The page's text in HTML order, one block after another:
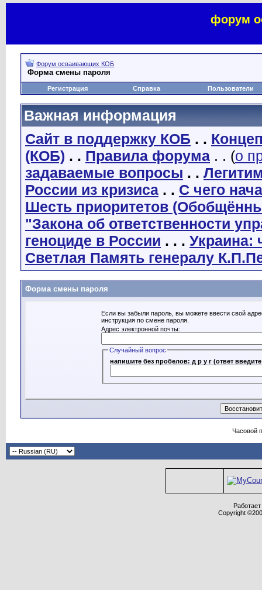
форум
Форум осваивающих КОБ
Форма смены пароля
Регистрация Справка Пользователи
Важная информация
Сайт в поддержку КОБ . .
(КОБ) . . Правила форума . . (о
задаваемые вопросы . .
России из кризиса . . С чего
Шесть приоритетов
"Закона об ответственности
геноциде в России . . . Украина:
Светлая Память генералу
Форма смены пароля
Если вы забыли пароль, вы можете ввести свой
инструкция по смене пароля.
Адрес электронной почты:
Случайный вопрос
напишите без пробелов: д р у г (ответ
Часовой
Copyright